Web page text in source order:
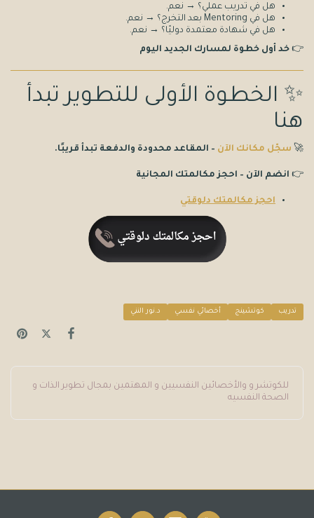
هل في تدريب عملي؟ → نعم.
هل في Mentoring بعد التخرج؟ → نعم.
هل في شهادة معتمدة دوليًا؟ → نعم.
👉 خد أول خطوة لمسارك الجديد اليوم
✨ الخطوة الأولى للتطوير تبدأ
هنا
🚀 سجّل مكانك الآن – المقاعد محدودة والدفعة تبدأ قريبًا.
👉 انضم الآن – احجز مكالمتك المجانية
احجز مكالمتك دلوقتي
تدريب كوتشينج أخصائي نفسي د.نور النني
للكوتشر و والأخصائين النفسيين و المهتمين بمجال تطوير الذات و
الصحة النفسيه